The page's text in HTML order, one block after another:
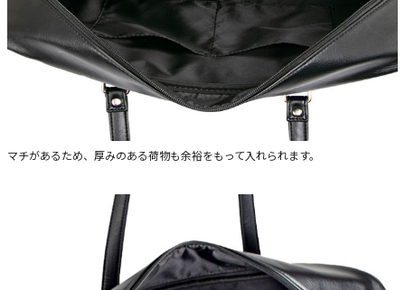
マチがあるため、厚みのある荷物も余裕をもって入れられます。